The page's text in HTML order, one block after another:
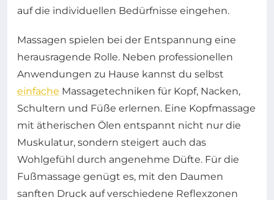
auf die individuellen Bedürfnisse eingehen.
Massagen spielen bei der Entspannung eine
herausragende Rolle. Neben professionellen
Anwendungen zu Hause kannst du selbst
einfache Massagetechniken für Kopf, Nacken,
Schultern und Füße erlernen. Eine Kopfmassage
mit ätherischen Ölen entspannt nicht nur die
Muskulatur, sondern steigert auch das
Wohlgefühl durch angenehme Düfte. Für die
Fußmassage genügt es, mit den Daumen
sanften Druck auf verschiedene Reflexzonen